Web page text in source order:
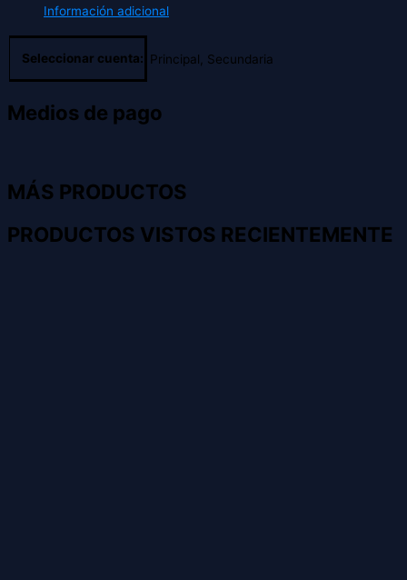
Información adicional
Seleccionar cuenta: Principal, Secundaria
Medios de pago
MÁS PRODUCTOS
PRODUCTOS VISTOS RECIENTEMENTE